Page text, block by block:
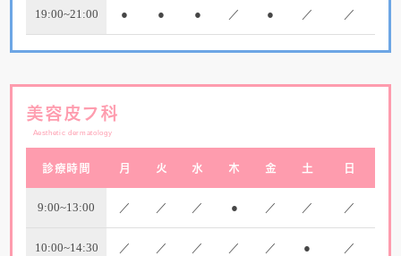
19:00~21:00 ● ● ● ／ ● ／ ／
美容皮フ科
Aesthetic dermatology
診療時間 月 火 水 木 金 土 日
9:00~13:00 ／ ／ ／ ● ／ ／ ／
10:00~14:30 ／ ／ ／ ／ ／ ● ／